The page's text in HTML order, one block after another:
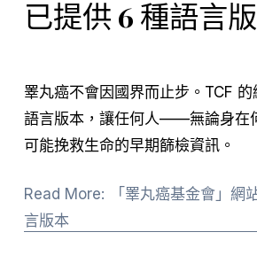
已提供 6 種語言
睪丸癌不會因國界而止步。TCF
語言版本，讓任何人——無論身
可能挽救生命的早期篩檢資訊。
Read More: 「睪丸癌基金會」網
言版本